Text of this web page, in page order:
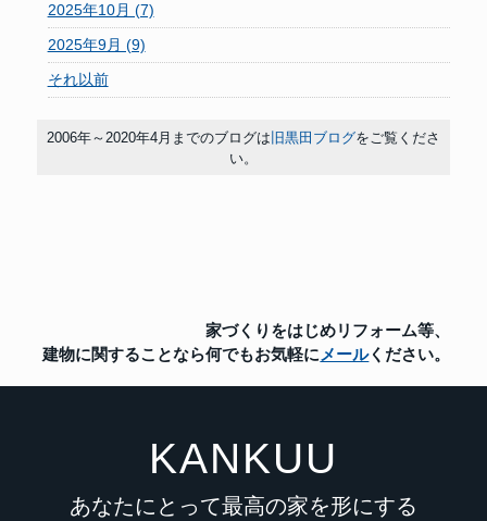
2025年10月 (7)
2025年9月 (9)
それ以前
2006年～2020年4月までのブログは旧黒田ブログをご覧くださ
い。
家づくりをはじめリフォーム等、
建物に関することなら何でもお気軽に メールください。
KANKUU
あなたにとって最高の家を形にする